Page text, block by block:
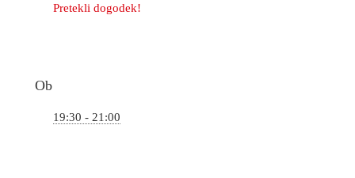
Pretekli dogodek!
Ob
19:30 - 21:00